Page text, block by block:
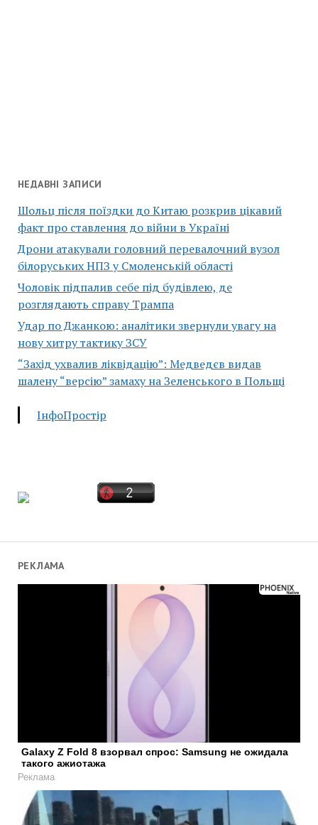
НЕДАВНІ ЗАПИСИ
Шольц після поїздки до Китаю розкрив цікавий
факт про ставлення до війни в Україні
Дрони атакували головний перевалочний вузол
білоруських НПЗ у Смоленській області
Чоловік підпалив себе під будівлею, де
розглядають справу Трампа
Удар по Джанкою: аналітики звернули увагу на
нову хитру тактику ЗСУ
“Захід ухвалив ліквідацію”: Медведєв видав
шалену “версію” замаху на Зеленського в Польщі
ІнфоПростір
РЕКЛАМА
Galaxy Z Fold 8 взорвал спрос: Samsung не ожидала
такого ажиотажа
Реклама